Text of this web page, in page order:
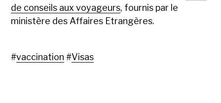
de conseils aux voyageurs, fournis par le
ministère des Affaires Etrangères.
#vaccination #Visas